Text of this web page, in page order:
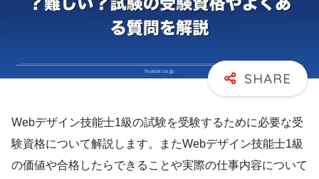
Webデザイン技能士1級の試験を受験するために必要な受
験資格について解説します。またWebデザイン技能士1級
の価値や合格したらできることや実際の仕事内容について